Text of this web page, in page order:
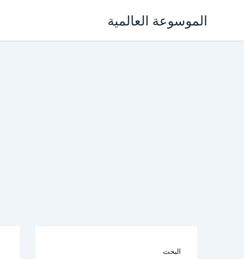
الموسوعة العالمية
البحث